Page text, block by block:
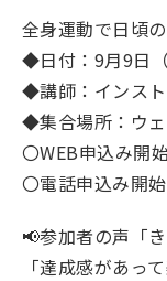
全身運動で日頃
◆日付：9月9日
◆講師：インス
◆集合場所：ウ
〇WEB申込み開
〇電話申込み開
📢参加者の声「
「達成感があっ